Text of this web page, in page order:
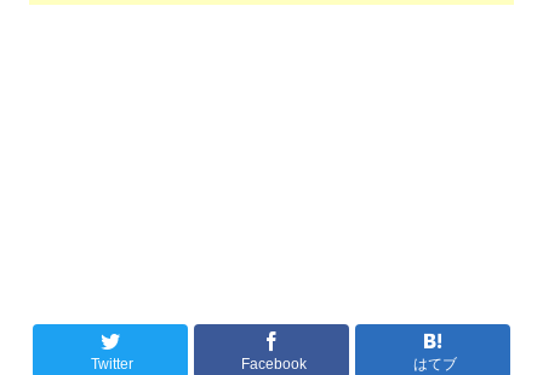
Twitter Facebook はてブ